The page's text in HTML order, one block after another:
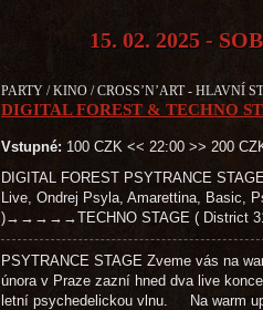
15. 02. 2025 -
PARTY / KINO / CROSS’N’ART - HLAVNÍ
DIGITAL FOREST & TECHNO
Vstupné: 100 CZK << 22:00 >> 200
DIGITAL FOREST PSYTRANCE
Live, Ondrej Psyla, Amarettina, Basic,
)→→→→→TECHNO STAGE ( District
PSYTRANCE STAGE Zveme vás na
února v Praze zazní hned dva live
letní psychedelickou vlnu. Na warm